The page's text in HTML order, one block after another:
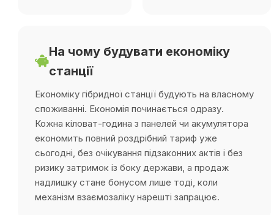
На чому будувати економіку
станції
Економіку гібридної станції будують на власному
споживанні. Економія починається одразу.
Кожна кіловат-година з панелей чи акумулятора
економить повний роздрібний тариф уже
сьогодні, без очікування підзаконних актів і без
ризику затримок із боку держави, а продаж
надлишку стане бонусом лише тоді, коли
механізм взаємозаліку нарешті запрацює.